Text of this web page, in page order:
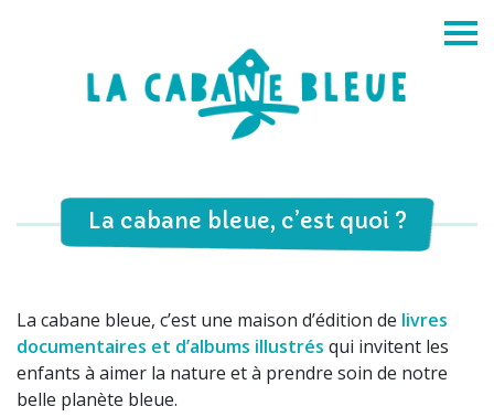
La cabane bleue, c’est quoi ?
La cabane bleue, c’est une maison d’édition de livres
documentaires et d’albums illustrés qui invitent les
enfants à aimer la nature et à prendre soin de notre
belle planète bleue.